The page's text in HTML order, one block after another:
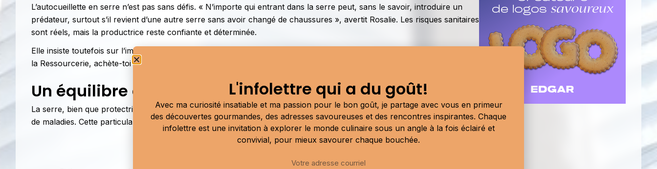
L’autocueillette en serre n’est pas sans défis. « N’importe qui entrant dans la serre peut, sans le savoir, introduire un
prédateur, surtout s’il revient d’une autre serre sans avoir changé de chaussures », avertit Rosalie. Les risques sanitaires
sont réels, mais la productrice reste confiante et déterminée.
Elle insiste toutefois sur l’importance de la prévention. « Si tu comptes visiter une autre petite ferme ou une serre, va à
la Ressourcerie, achète-toi une paire de bottes, et garde-les dans ton coffre d’auto pour entrer dans ma serre. »
Un équilibre délicat
La serre, bien que protectrice pour les légumes d’hiver, offre aussi un environnement humide propice à la prolifération
de maladies. Cette particularité rend la gestion des risques cruciale.
L'infolettre qui a du goût!
Avec ma curiosité insatiable et ma passion pour le bon goût, je partage avec vous en primeur
des découvertes gourmandes, des adresses savoureuses et des rencontres inspirantes. Chaque
infolettre est une invitation à explorer le monde culinaire sous un angle à la fois éclairé et
convivial, pour mieux savourer chaque bouchée.